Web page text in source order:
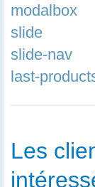
modalbox
slide
slide-nav
last-
Les